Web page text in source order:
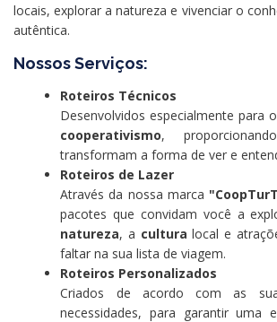
locais, explorar a natureza e vivenciar o
autêntica.
Nossos Serviços:
Roteiros Técnicos
Desenvolvidos especialmente para o
cooperativismo,
transformam a forma de ver e
Roteiros de Lazer
Através da nossa marca
pacotes que convidam você a
natureza, a cultura local e
faltar na sua lista de viagem.
Roteiros Personalizados
Criados de acordo com as
necessidades, para garantir uma